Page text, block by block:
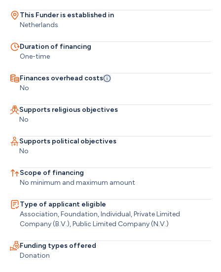
This Funder is established in
Netherlands
Duration of financing
One-time
Finances overhead costs
No
Supports religious objectives
No
Supports political objectives
No
Scope of financing
No minimum and maximum amount
Type of applicant eligible
Association, Foundation, Individual, Private Limited
Company (B.V.), Public Limited Company (N.V.)
Funding types offered
Donation